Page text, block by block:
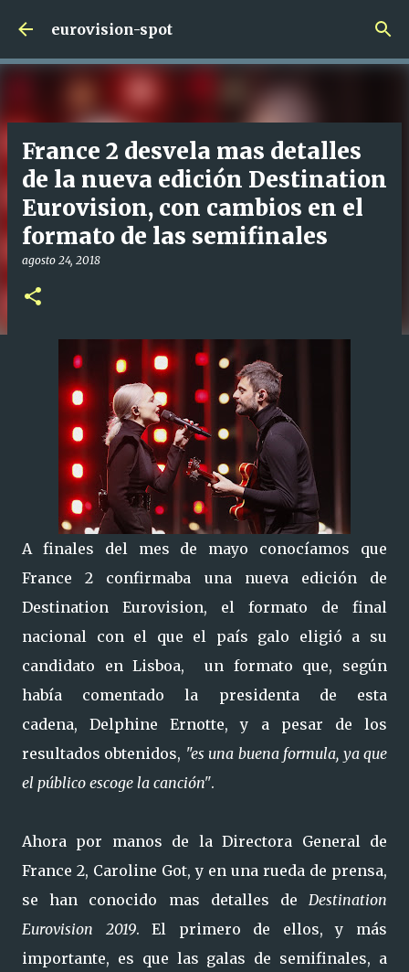
Ir al contenido principal
eurovision-spot
France 2 desvela mas detalles
de la nueva edición Destination
Eurovision, con cambios en el
formato de las semifinales
agosto 24, 2018
A finales del mes de mayo conocíamos que
France 2 confirmaba una nueva edición de
Destination Eurovision, el formato de final
nacional con el que el país galo eligió a su
candidato en Lisboa, un formato que, según
había comentado la presidenta de esta
cadena,Delphine Ernotte, y a pesar de los
resultados obtenidos, "es una buena formula, ya que
el público escoge la canción".
Ahora por manos de la Directora General de
France 2, Caroline Got, y en una rueda de prensa,
se han conocido mas detalles de Destination
Eurovision 2019. El primero de ellos, y más
importante, es que las galas de semifinales, a